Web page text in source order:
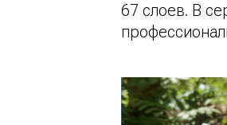
67 слоев. В